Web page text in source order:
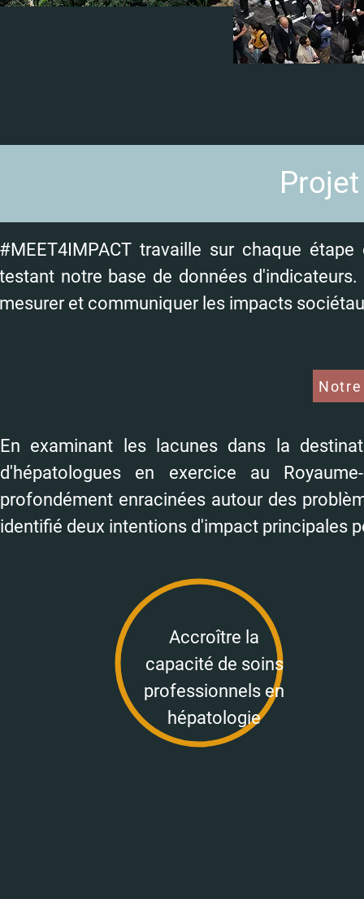
#MEET4IMPACT travaille sur chaque
testant notre base de données
mesurer et communiquer les impacts
En examinant les lacunes dans la
d'hépatologues en exercice au
profondément enracinées autour des
identifié deux intentions d'impact principales
Accroître la
capacité de soins
professionnels en
hépatologie